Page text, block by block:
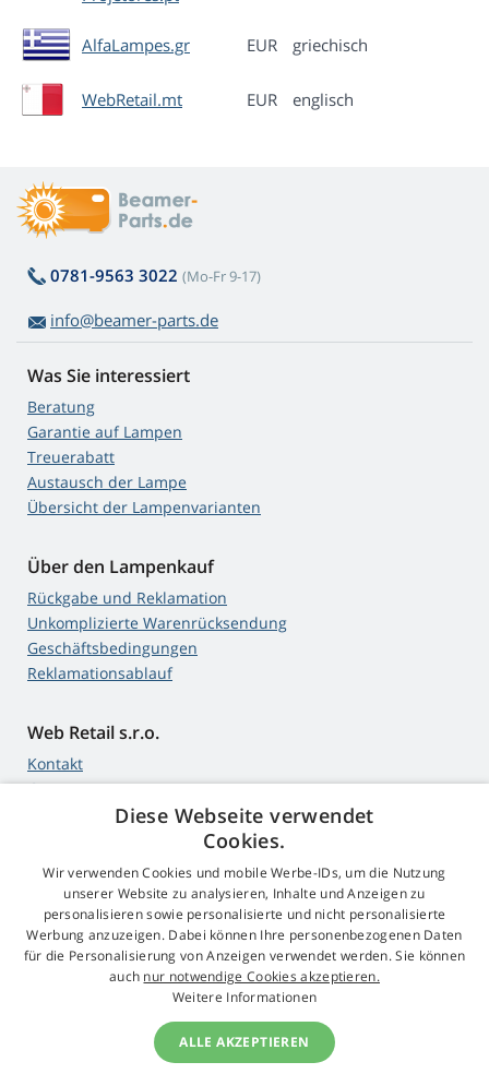
AlfaLampes.gr EUR griechisch
WebRetail.mt EUR englisch
0781-9563 3022 (Mo-Fr 9-17)
info@beamer-parts.de
Was Sie interessiert
Beratung
Garantie auf Lampen
Treuerabatt
Austausch der Lampe
Übersicht der Lampenvarianten
Über den Lampenkauf
Rückgabe und Reklamation
Unkomplizierte Warenrücksendung
Geschäftsbedingungen
Reklamationsablauf
Web Retail s.r.o.
Kontakt
GDPR
4,9Sterne
545 Bewertungen Google
© 2009 - 2026 Beamer-Parts.de
Diese Webseite verwendet
Cookies.
Wir verwenden Cookies und mobile Werbe-IDs, um die Nutzung
unserer Website zu analysieren, Inhalte und Anzeigen zu
personalisieren sowie personalisierte und nicht personalisierte
Werbung anzuzeigen. Dabei können Ihre personenbezogenen Daten
für die Personalisierung von Anzeigen verwendet werden. Sie können
auch nur notwendige Cookies akzeptieren.
Weitere Informationen
ALLE AKZEPTIEREN